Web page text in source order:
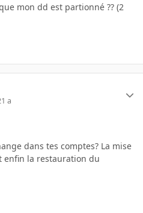
mon dd est partionné ?? (2
a
dans tes comptes? La mise
enfin la restauration du